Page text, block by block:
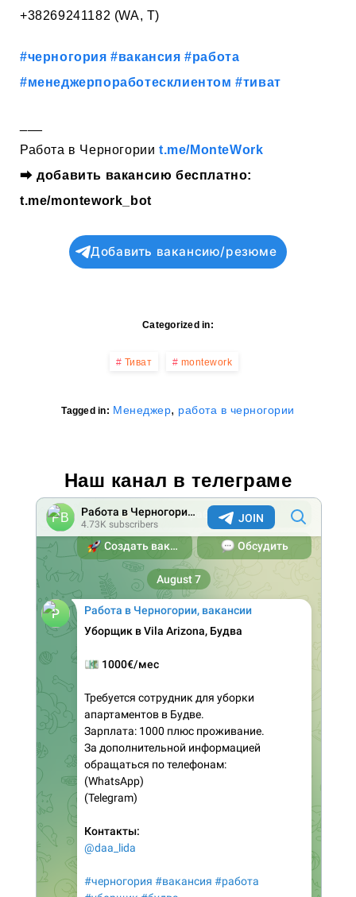
+38269241182 (WA, T)
#черногория #вакансия #работа
#менеджерпоработесклиентом #тиват
Работа в Черногории t.me/MonteWork
⮕добавить вакансию бесплатно:
t.me/montework_bot
Добавить вакансию/резюме
Categorized in:
Тиват montework
Tagged in: Менеджер, работа в черногории
Наш канал в телеграме